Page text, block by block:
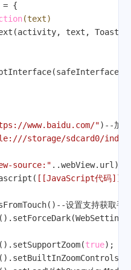
= {
(text)
text,
www.baidu.com/") --加
storage/sdcard0/
source:" ..webView.url)
[[JavaScript代码]]
--设置支持获取手
true);